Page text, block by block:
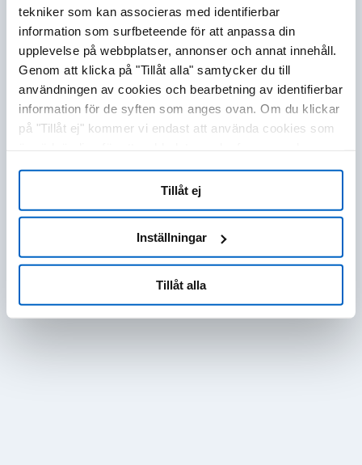
tekniker som kan associeras med identifierbar
information som surfbeteende för att anpassa din
upplevelse på webbplatser, annonser och annat innehåll.
Genom att klicka på "Tillåt alla" samtycker du till
användningen av cookies och bearbetning av identifierbar
information för de syften som anges ovan. Om du klickar
på "Tillåt ej" kommer vi endast att använda cookies som
inte kan optimera och anpassa vår webbplats. Du kan
när som helst visa, ändra eller återkalla ditt samtycke
genom att klicka på "Cookie-inställningar" i sidfoten på
Tillåt alla
Inställningar
Tillåt ej